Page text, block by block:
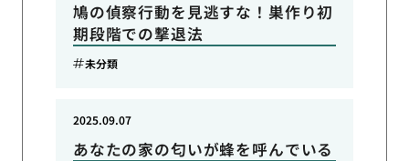
鳩の偵察行動を見逃すな！巣作り初
期段階での撃退法
未分類
あなたの家の匂いが蜂を呼んでいる
2025.09.07